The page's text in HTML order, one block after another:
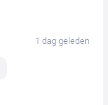
1 dag geleden